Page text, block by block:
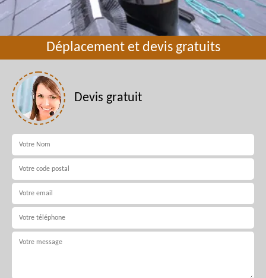
Déplacement et devis gratuits
Devis gratuit